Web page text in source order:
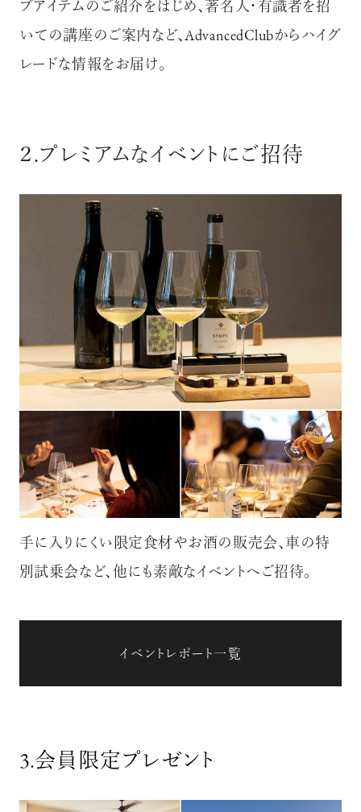
ブアイテムのご紹介をはじめ、著名人・有識者を招
いての講座のご案内など、AdvancedClubからハイグ
レードな情報をお届け。
２.プレミアムなイベントにご招待
手に入りにくい限定食材やお酒の販売会、車の特
別試乗会など、他にも素敵なイベントへご招待。
イベントレポート一覧
3.会員限定プレゼント